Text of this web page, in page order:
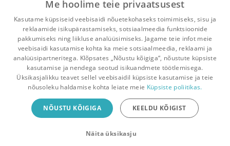
0 3
Pealehele Ostukorv Sõnumid Teated Konto
Raamatuvahetuse mobiiliäpp
Vaheta raamatuid veelgi mugavamalt!
Me hoolime teie privaatsusest
Kasutame küpsiseid veebisaidi nõuetekohaseks toimimiseks, sisu ja
reklaamide isikupärastamiseks, sotsiaalmeedia funktsioonide
pakkumiseks ning liikluse analüüsimiseks. Jagame teie infot meie
veebisaidi kasutamise kohta ka meie sotsiaalmeedia, reklaami ja
analüüsipartneritega. Klõpsates „Nõustu kõigiga“, nõustute küpsiste
kasutamise ja nendega seotud isikuandmete töötlemisega.
Üksikasjalikku teavet sellel veebisaidil küpsiste kasutamise ja teie
nõusoleku haldamise kohta leiate meie Küpsiste poliitikas.
NÕUSTU KÕIGIGA KEELDU KÕIGIST
Näita üksikasju